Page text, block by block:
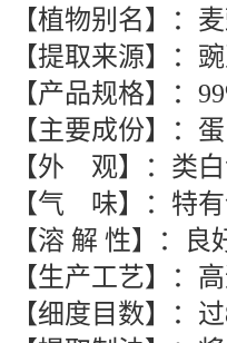
【植物别名】：
【提取来源】：
【产品规格】：
【主要成份】：
【外 观】：类
【气 味】：特
【溶 解 性】：良
【生产工艺】：
【细度目数】：